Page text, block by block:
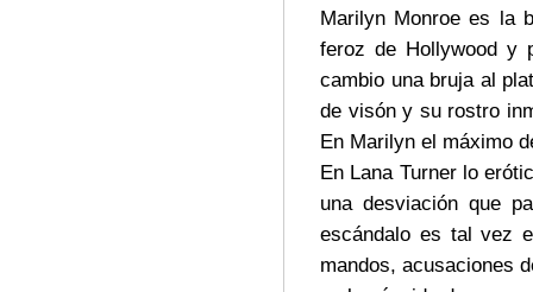
Marilyn Monroe es la
feroz de Hollywood y
cambio una bruja al
de visón y su rostro
En Marilyn el máximo
En Lana Turner lo
una desviación que
escándalo es tal vez
mandos, acusaciones